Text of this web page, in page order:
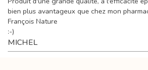
bien plus avantageux que chez mon
François Nature
:-)
MICHEL